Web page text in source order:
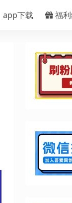
app下载 福